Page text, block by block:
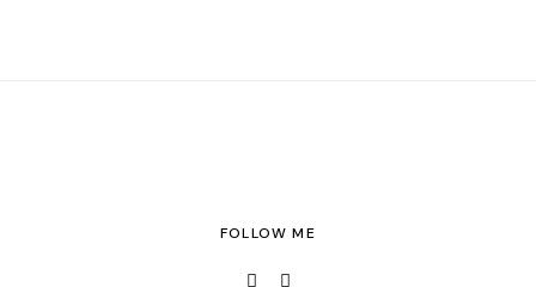
FOLLOW ME